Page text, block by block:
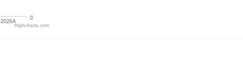
2026A
0
Highcharts.com